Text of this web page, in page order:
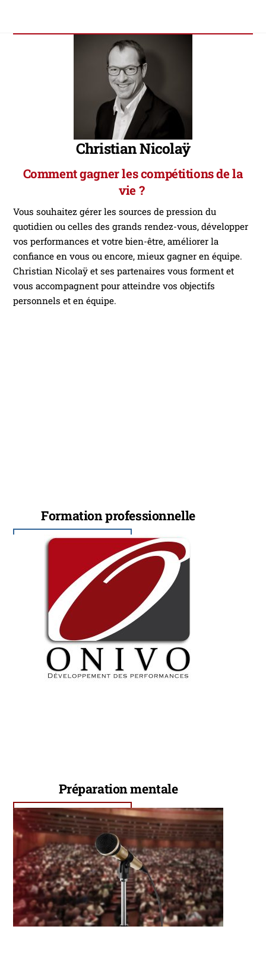
content
Christian Nicolaÿ
Comment gagner les compétitions de la
vie ?
Vous souhaitez gérer les sources de pression du
quotidien ou celles des grands rendez-vous, développer
vos performances et votre bien-être, améliorer la
confiance en vous ou encore, mieux gagner en équipe.
Christian Nicolaÿ et ses partenaires vous forment et
vous accompagnent pour atteindre vos objectifs
personnels et en équipe.
Formation professionnelle
Link
Préparation mentale
Link